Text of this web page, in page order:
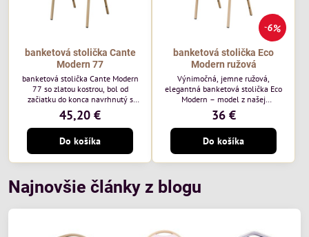
banketová stolička Cante
Modern 77
banketová stolička Cante Modern
77 so zlatou kostrou, bol od
začiatku do konca navrhnutý s
ohľadom na elegantné a
sofistikované priestory pre
pohostinstvá. Má zlatý rám a
čalúnenie Moss 07 od poľskej
značky Davis – béžová farba s
mäkkým povrchom je ideálna do
kombinuje klasický dizajn s
modernou funkčnosťou. Je odolná,
45,20 €
Do košíka
6%
banketová stolička Eco
Modern ružová
Výnimočná, jemne ružová,
elegantná banketová stolička Eco
Modern – model z našej
ekonomicky výhodnej rady. Táto
nová verzia je ešte lepšie
prispôsobená potrebám moderných
pohostinských priestorov, ako sú
hotely a reštaurácie. Medzi jej
charakteristické znaky patrí
gramážou 210 g/m2, odolný
oceľový rám, stohovateľný až 19
36 €
Do košíka
Najnovšie články z blogu